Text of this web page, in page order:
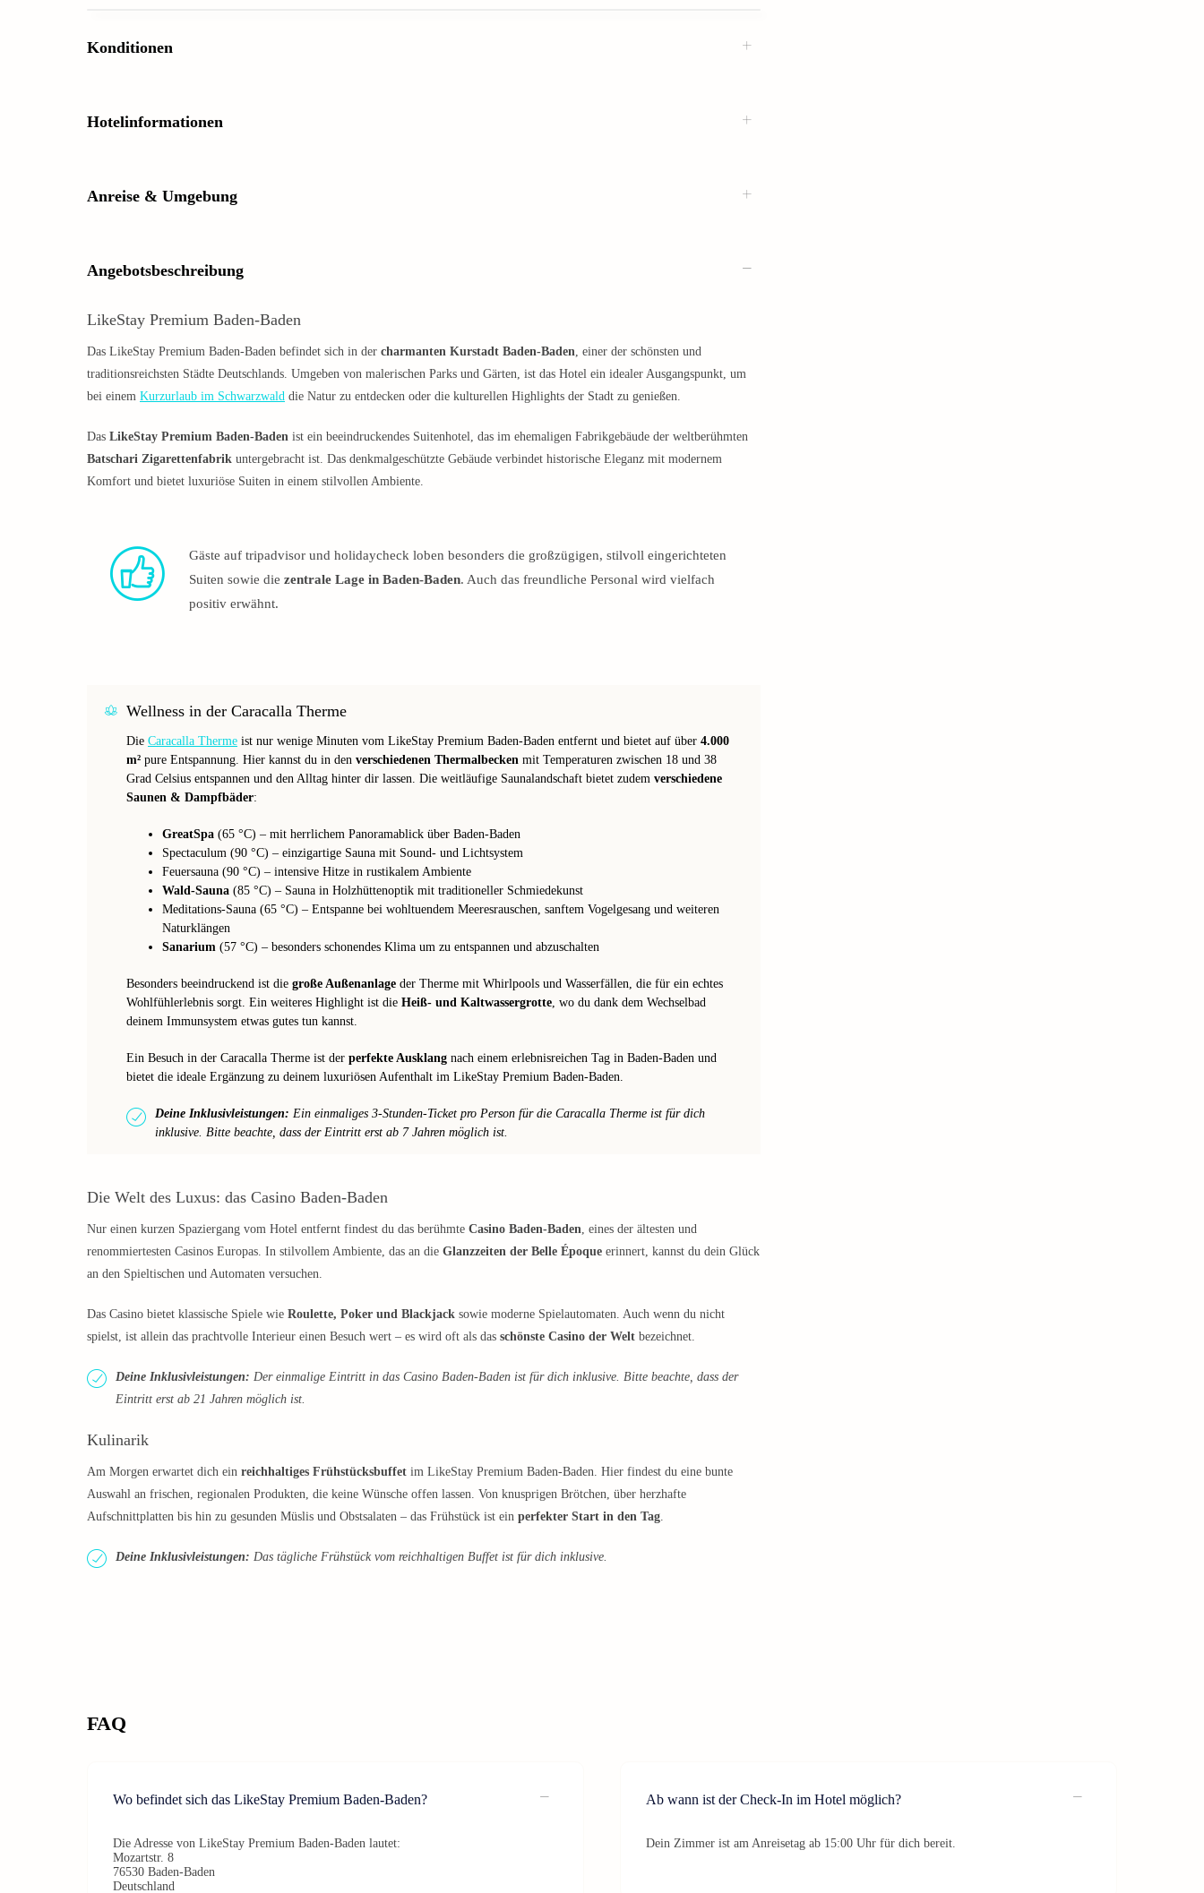
Konditionen
Hotelinformationen
Anreise & Umgebung
Angebotsbeschreibung
LikeStay Premium Baden-Baden
Das LikeStay Premium Baden-Baden befindet sich in der charmanten Kurstadt Baden-Baden , einer der schönsten und
traditionsreichsten Städte Deutschlands. Umgeben von malerischen Parks und Gärten, ist das Hotel ein idealer Ausgangspunkt, um
bei einem Kurzurlaub im Schwarzwald die Natur zu entdecken oder die kulturellen Highlights der Stadt zu genießen.
Das LikeStay Premium Baden-Baden ist ein beeindruckendes Suitenhotel, das im ehemaligen Fabrikgebäude der weltberühmten
Batschari Zigarettenfabrik untergebracht ist. Das denkmalgeschützte Gebäude verbindet historische Eleganz mit modernem
Komfort und bietet luxuriöse Suiten in einem stilvollen Ambiente.
Gäste auf tripadvisor und holidaycheck loben besonders die großzügigen, stilvoll eingerichteten
Suiten sowie die zentrale Lage in Baden-Baden. Auch das freundliche Personal wird vielfach
positiv erwähnt.
Wellness in der Caracalla Therme
Die Caracalla Therme ist nur wenige Minuten vom LikeStay Premium Baden-Baden entfernt und bietet auf über 4.000
m² pure Entspannung. Hier kannst du in den verschiedenen Thermalbecken mit Temperaturen zwischen 18 und 38
Grad Celsius entspannen und den Alltag hinter dir lassen. Die weitläufige Saunalandschaft bietet zudem verschiedene
Saunen & Dampfbäder:
GreatSpa (65 °C) – mit herrlichem Panoramablick über Baden-Baden
Spectaculum (90 °C) – einzigartige Sauna mit Sound- und Lichtsystem
Feuersauna (90 °C) – intensive Hitze in rustikalem Ambiente
Wald-Sauna (85 °C) – Sauna in Holzhüttenoptik mit traditioneller Schmiedekunst
Meditations-Sauna (65 °C) – Entspanne bei wohltuendem Meeresrauschen, sanftem Vogelgesang und weiteren
Naturklängen
Sanarium (57 °C) – besonders schonendes Klima um zu entspannen und abzuschalten
Besonders beeindruckend ist die große Außenanlage der Therme mit Whirlpools und Wasserfällen, die für ein echtes
Wohlfühlerlebnis sorgt. Ein weiteres Highlight ist die Heiß- und Kaltwassergrotte , wo du dank dem Wechselbad
deinem Immunsystem etwas gutes tun kannst.
Ein Besuch in der Caracalla Therme ist der perfekte Ausklang nach einem erlebnisreichen Tag in Baden-Baden und
bietet die ideale Ergänzung zu deinem luxuriösen Aufenthalt im LikeStay Premium Baden-Baden.
Deine Inklusivleistungen: Ein einmaliges 3-Stunden-Ticket pro Person für die Caracalla Therme ist für dich
inklusive. Bitte beachte, dass der Eintritt erst ab 7 Jahren möglich ist.
Die Welt des Luxus: das Casino Baden-Baden
Nur einen kurzen Spaziergang vom Hotel entfernt findest du das berühmte Casino Baden-Baden , eines der ältesten und
renommiertesten Casinos Europas. In stilvollem Ambiente, das an die Glanzzeiten der Belle Époque erinnert, kannst du dein Glück
an den Spieltischen und Automaten versuchen.
Das Casino bietet klassische Spiele wie Roulette, Poker und Blackjack sowie moderne Spielautomaten. Auch wenn du nicht
spielst, ist allein das prachtvolle Interieur einen Besuch wert – es wird oft als das schönste Casino der Welt bezeichnet.
Deine Inklusivleistungen: Der einmalige Eintritt in das Casino Baden-Baden ist für dich inklusive. Bitte beachte, dass der
Eintritt erst ab 21 Jahren möglich ist.
Kulinarik
Am Morgen erwartet dich ein reichhaltiges Frühstücksbuffet im LikeStay Premium Baden-Baden. Hier findest du eine bunte
Auswahl an frischen, regionalen Produkten, die keine Wünsche offen lassen. Von knusprigen Brötchen, über herzhafte
Aufschnittplatten bis hin zu gesunden Müslis und Obstsalaten – das Frühstück ist ein perfekter Start in den Tag
Deine Inklusivleistungen: Das tägliche Frühstück vom reichhaltigen Buffet ist für dich inklusive.
FAQ
Wo befindet sich das LikeStay Premium Baden-Baden?
Die Adresse von LikeStay Premium Baden-Baden lautet:
Mozartstr. 8
76530 Baden-Baden
Deutschland
Ab wann ist der Check-In im Hotel möglich?
Dein Zimmer ist am Anreisetag ab 15:00 Uhr für dich bereit.